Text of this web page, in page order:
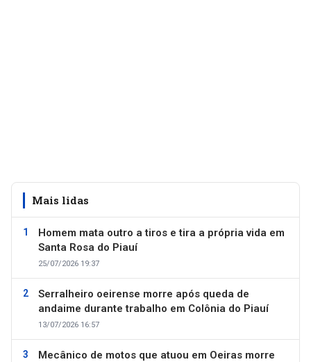
Mais lidas
Homem mata outro a tiros e tira a própria vida em
Santa Rosa do Piauí
25/07/2026 19:37
Serralheiro oeirense morre após queda de
andaime durante trabalho em Colônia do Piauí
13/07/2026 16:57
Mecânico de motos que atuou em Oeiras morre